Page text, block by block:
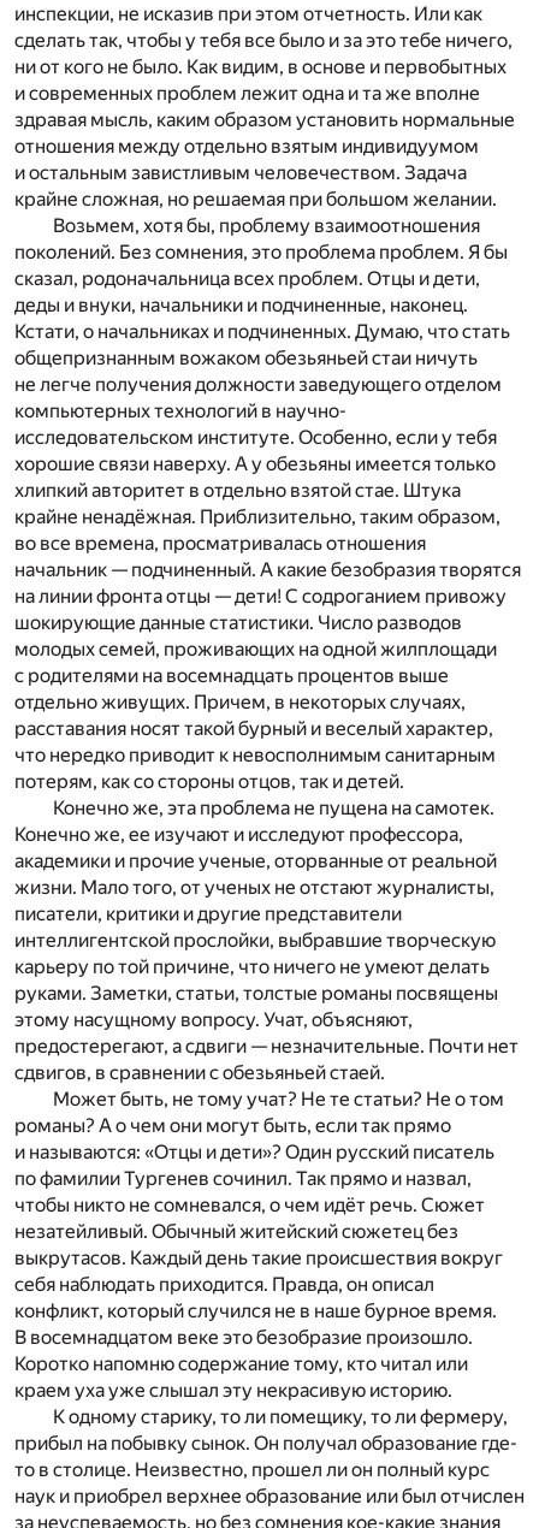
инспекции, не исказив при этом отчетность. Или как
сделать так, чтобы у тебя все было и за это тебе ничего,
ни от кого не было. Как видим, в основе и первобытных
и современных проблем лежит одна и та же вполне
здравая мысль, каким образом установить нормальные
отношения между отдельно взятым индивидуумом
и остальным завистливым человечеством. Задача
крайне сложная, но решаемая при большом желании.
Возьмем, хотя бы, проблему взаимоотношения
поколений. Без сомнения, это проблема проблем. Я бы
сказал, родоначальница всех проблем. Отцы и дети,
деды и внуки, начальники и подчиненные, наконец.
Кстати, о начальниках и подчиненных. Думаю, что стать
общепризнанным вожаком обезьяньей стаи ничуть
не легче получения должности заведующего отделом
компьютерных технологий в научно-
исследовательском институте. Особенно, если у тебя
хорошие связи наверху. А у обезьяны имеется только
хлипкий авторитет в отдельно взятой стае. Штука
крайне ненадёжная. Приблизительно, таким образом,
во все времена, просматривалась отношения
начальник — подчиненный. А какие безобразия творятся
на линии фронта отцы — дети! С содроганием привожу
шокирующие данные статистики. Число разводов
молодых семей, проживающих на одной жилплощади
с родителями на восемнадцать процентов выше
отдельно живущих. Причем, в некоторых случаях,
расставания носят такой бурный и веселый характер,
что нередко приводит к невосполнимым санитарным
потерям, как со стороны отцов, так и детей.
Конечно же, эта проблема не пущена на самотек.
Конечно же, ее изучают и исследуют профессора,
академики и прочие ученые, оторванные от реальной
жизни. Мало того, от ученых не отстают журналисты,
писатели, критики и другие представители
интеллигентской прослойки, выбравшие творческую
карьеру по той причине, что ничего не умеют делать
руками. Заметки, статьи, толстые романы посвящены
этому насущному вопросу. Учат, объясняют,
предостерегают, а сдвиги — незначительные. Почти нет
сдвигов, в сравнении с обезьяньей стаей.
Может быть, не тому учат? Не те статьи? Не о том
романы? А о чем они могут быть, если так прямо
и называются: «Отцы и дети»? Один русский писатель
по фамилии Тургенев сочинил. Так прямо и назвал,
чтобы никто не сомневался, о чем идёт речь. Сюжет
незатейливый. Обычный житейский сюжетец без
выкрутасов. Каждый день такие происшествия вокруг
себя наблюдать приходится. Правда, он описал
конфликт, который случился не в наше бурное время.
В восемнадцатом веке это безобразие произошло.
Коротко напомню содержание тому, кто читал или
краем уха уже слышал эту некрасивую историю.
К одному старику, то ли помещику, то ли фермеру,
прибыл на побывку сынок. Он получал образование где-
то в столице. Неизвестно, прошел ли он полный курс
наук и приобрел верхнее образование или был отчислен
за неуспеваемость, но без сомнения кое-какие знания